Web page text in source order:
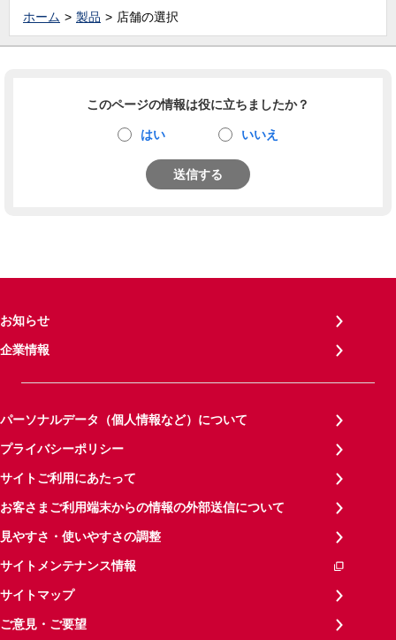
ホーム 製品 店舗の選択
このページの情報は役に立ちましたか？
はい いいえ
送信する
お知らせ
企業情報
パーソナルデータ（個人情報など）について
プライバシーポリシー
サイトご利用にあたって
お客さまご利用端末からの情報の外部送信について
見やすさ・使いやすさの調整
サイトメンテナンス情報
サイトマップ
ご意見・ご要望